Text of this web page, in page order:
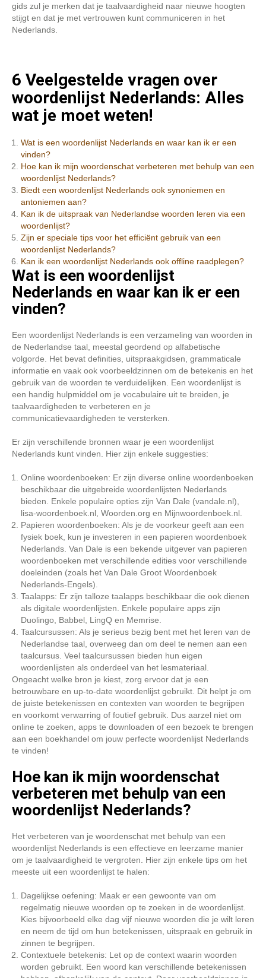
gids zul je merken dat je taalvaardigheid naar nieuwe hoogten
stijgt en dat je met vertrouwen kunt communiceren in het
Nederlands.
6 Veelgestelde vragen over
woordenlijst Nederlands: Alles
wat je moet weten!
Wat is een woordenlijst Nederlands en waar kan ik er een
vinden?
Hoe kan ik mijn woordenschat verbeteren met behulp van een
woordenlijst Nederlands?
Biedt een woordenlijst Nederlands ook synoniemen en
antoniemen aan?
Kan ik de uitspraak van Nederlandse woorden leren via een
woordenlijst?
Zijn er speciale tips voor het efficiënt gebruik van een
woordenlijst Nederlands?
Kan ik een woordenlijst Nederlands ook offline raadplegen?
Wat is een woordenlijst
Nederlands en waar kan ik er een
vinden?
Een woordenlijst Nederlands is een verzameling van woorden in
de Nederlandse taal, meestal geordend op alfabetische
volgorde. Het bevat definities, uitspraakgidsen, grammaticale
informatie en vaak ook voorbeeldzinnen om de betekenis en het
gebruik van de woorden te verduidelijken. Een woordenlijst is
een handig hulpmiddel om je vocabulaire uit te breiden, je
taalvaardigheden te verbeteren en je
communicatievaardigheden te versterken.
Er zijn verschillende bronnen waar je een woordenlijst
Nederlands kunt vinden. Hier zijn enkele suggesties:
Online woordenboeken: Er zijn diverse online woordenboeken
beschikbaar die uitgebreide woordenlijsten Nederlands
bieden. Enkele populaire opties zijn Van Dale (vandale.nl),
lisa-woordenboek.nl, Woorden.org en Mijnwoordenboek.nl.
Papieren woordenboeken: Als je de voorkeur geeft aan een
fysiek boek, kun je investeren in een papieren woordenboek
Nederlands. Van Dale is een bekende uitgever van papieren
woordenboeken met verschillende edities voor verschillende
doeleinden (zoals het Van Dale Groot Woordenboek
Nederlands-Engels).
Taalapps: Er zijn talloze taalapps beschikbaar die ook dienen
als digitale woordenlijsten. Enkele populaire apps zijn
Duolingo, Babbel, LingQ en Memrise.
Taalcursussen: Als je serieus bezig bent met het leren van de
Nederlandse taal, overweeg dan om deel te nemen aan een
taalcursus. Veel taalcursussen bieden hun eigen
woordenlijsten als onderdeel van het lesmateriaal.
Ongeacht welke bron je kiest, zorg ervoor dat je een
betrouwbare en up-to-date woordenlijst gebruikt. Dit helpt je om
de juiste betekenissen en contexten van woorden te begrijpen
en voorkomt verwarring of foutief gebruik. Dus aarzel niet om
online te zoeken, apps te downloaden of een bezoek te brengen
aan een boekhandel om jouw perfecte woordenlijst Nederlands
te vinden!
Hoe kan ik mijn woordenschat
verbeteren met behulp van een
woordenlijst Nederlands?
Het verbeteren van je woordenschat met behulp van een
woordenlijst Nederlands is een effectieve en leerzame manier
om je taalvaardigheid te vergroten. Hier zijn enkele tips om het
meeste uit een woordenlijst te halen:
Dagelijkse oefening: Maak er een gewoonte van om
regelmatig nieuwe woorden op te zoeken in de woordenlijst.
Kies bijvoorbeeld elke dag vijf nieuwe woorden die je wilt leren
en neem de tijd om hun betekenissen, uitspraak en gebruik in
zinnen te begrijpen.
Contextuele betekenis: Let op de context waarin woorden
worden gebruikt. Een woord kan verschillende betekenissen